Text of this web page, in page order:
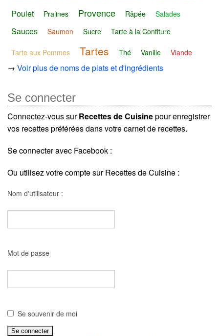
Poulet Pralines Provence Râpée Salades
Sauces Saumon Sucre Tarte à la Confiture
Tarte aux Pommes Tartes Thé Vanille Viande
→ Voir plus de noms de plats et d'ingrédients
Se connecter
Connectez-vous surRecettes de Cuisinepour enregistrer
vos recettes préférées dans votre carnet de recettes.
Se connecter avec Facebook :
Ou utilisez votre compte sur Recettes de Cuisine :
Nom d'utilisateur :
Mot de passe
Se souvenir de moi